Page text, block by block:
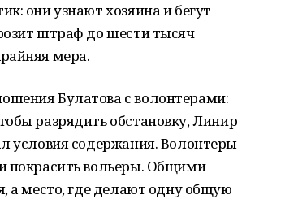
они узнают хозяина и бегут
штраф до шести тысяч
мера.
Булатова с волонтерами:
разрядить обстановку, Линир
условия содержания. Волонтеры
покрасить вольеры. Общими
а место, где делают одну общую